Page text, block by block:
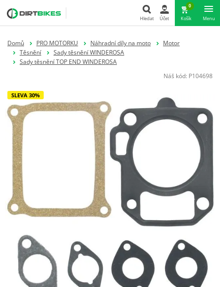
Hledat Účet
0
Košík Menu
Domů PRO MOTORKU Náhradní díly na moto
Motor
Těsnění
Sady těsnění WINDEROSA
Sady těsnění TOP END WINDEROSA
Náš kód: P104698
SLEVA 30%